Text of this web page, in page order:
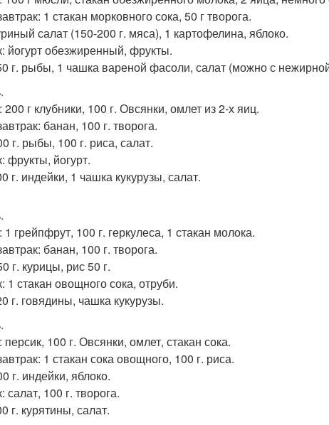
1 стакан морковного сока, 50 г творога.
салат (150-200 г. мяса), 1 картофелина, яблоко.
йогурт обезжиренный, фрукты.
г. рыбы, 1 чашка вареной фасоли, салат (можно с
200 г клубники, 100 г. Овсянки, омлет из 2-х яиц.
банан, 100 г. творога.
г. рыбы, 100 г. риса, салат.
фрукты, йогурт.
г. индейки, 1 чашка кукурузы, салат.
1 грейпфрут, 100 г. геркулеса, 1 стакан молока.
банан, 100 г. творога.
г. курицы, рис 50 г.
1 стакан овощного сока, отруби.
г. говядины, чашка кукурузы.
персик, 100 г. Овсянки, омлет, стакан сока.
1 стакан сока овощного, 100 г. риса.
г. индейки, яблоко.
салат, 100 г. творога.
г. курятины, салат.